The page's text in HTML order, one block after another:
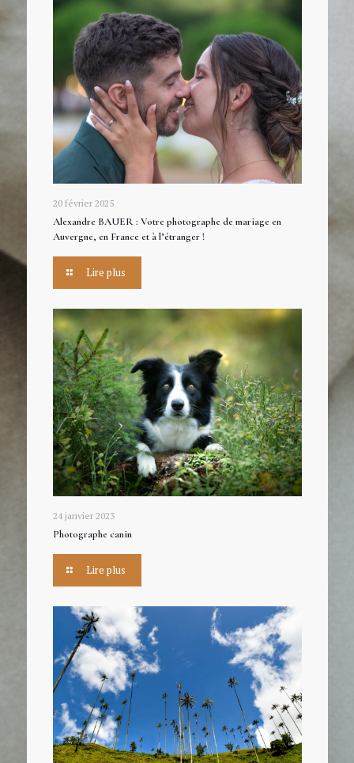
20 février 2025
Alexandre BAUER : Votre photographe de mariage en
Auvergne, en France et à l’étranger !
Lire plus
24 janvier 2023
Photographe canin
Lire plus